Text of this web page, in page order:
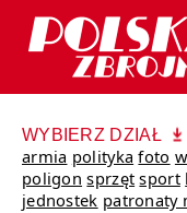
WYBIERZ DZIAŁ
armia polityka foto
poligon sprzęt sport
jednostek patronaty